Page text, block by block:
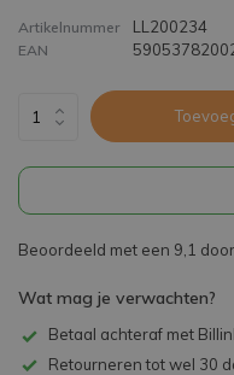
Artikelnummer LL200234
EAN
Beoordeeld met een 9,1
Wat mag je verwachten?
Betaal achteraf met
Retourneren tot wel 30